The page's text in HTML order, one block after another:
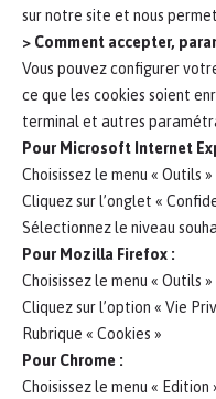
sur notre site et nous
> Comment accepter,
Vous pouvez configurer
ce que les cookies soient
terminal et autres
Pour Microsoft Internet
Choisissez le menu « Outils
Cliquez sur l’onglet «
Sélectionnez le niveau
Pour Mozilla Firefox :
Choisissez le menu « Outils
Cliquez sur l’option « Vie
Rubrique « Cookies »
Pour Chrome :
Choisissez le menu « Edition